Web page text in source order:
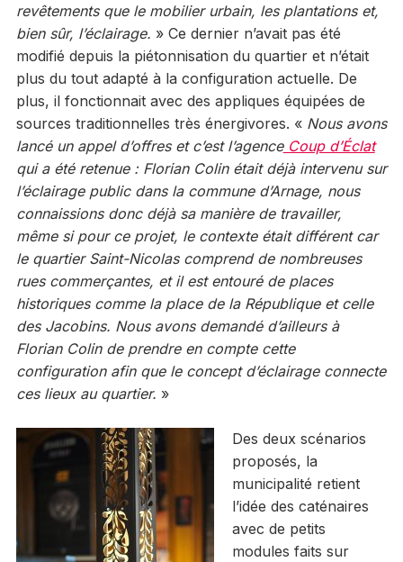
revêtements que le mobilier urbain, les plantations et,
bien sûr, l’éclairage. » Ce dernier n’avait pas été
modifié depuis la piétonnisation du quartier et n’était
plus du tout adapté à la configuration actuelle. De
plus, il fonctionnait avec des appliques équipées de
sources traditionnelles très énergivores. « Nous avons
lancé un appel d’offres et c’est l’agenceCoup d’Éclat
qui a été retenue : Florian Colin était déjà intervenu sur
l’éclairage public dans la commune d’Arnage, nous
connaissions donc déjà sa manière de travailler,
même si pour ce projet, le contexte était différent car
le quartier Saint-Nicolas comprend de nombreuses
rues commerçantes, et il est entouré de places
historiques comme la place de la République et celle
des Jacobins. Nous avons demandé d’ailleurs à
Florian Colin de prendre en compte cette
configuration afin que le concept d’éclairage connecte
ces lieux au quartier. »
Des deux scénarios
proposés, la
municipalité retient
l’idée des caténaires
avec de petits
modules faits sur